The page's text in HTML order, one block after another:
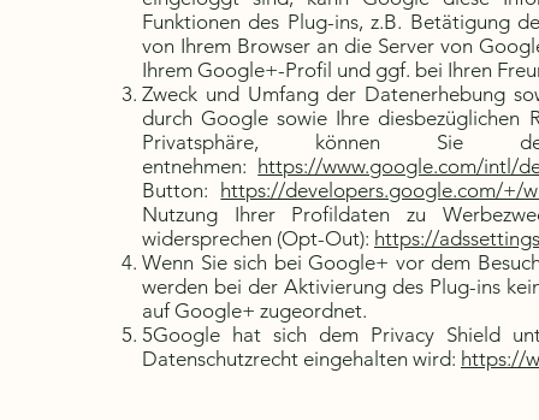
Funktionen des Plug-ins, z.B. Betätigung
von Ihrem Browser an die Server von
Ihrem Google+-Profil und ggf. bei Ihren
Zweck und Umfang der Datenerhebung
durch Google sowie Ihre diesbezüglichen
Privatsphäre, können Sie
entnehmen: https://www.google.com/intl/
Button: https://developers.google.com/+/
Nutzung Ihrer Profildaten zu
widersprechen (Opt-Out): https://
Wenn Sie sich bei Google+ vor dem
werden bei der Aktivierung des Plug-ins
auf Google+ zugeordnet.
5Google hat sich dem Privacy Shield
Datenschutzrecht eingehalten wird: https://